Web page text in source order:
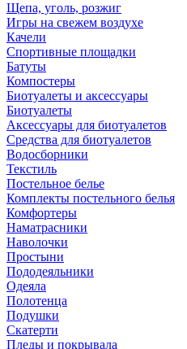
Щепа, уголь, розжиг
Игры на свежем воздухе
Качели
Спортивные площадки
Батуты
Компостеры
Биотуалеты и аксессуары
Биотуалеты
Аксессуары для биотуалетов
Средства для биотуалетов
Водосборники
Текстиль
Постельное белье
Комплекты постельного белья
Комфортеры
Наматрасники
Наволочки
Простыни
Пододеяльники
Одеяла
Полотенца
Подушки
Скатерти
Пледы и покрывала